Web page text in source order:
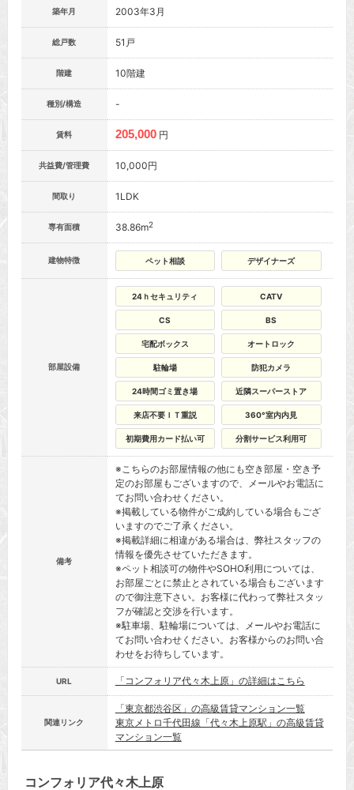
築年月 2003年3月
総戸数 51戸
階建 10階建
種別/構造 -
賃料 205,000 円
共益費/管理費 10,000円
間取り 1LDK
専有面積 38.86m2
建物特徴 ペット相談 デザイナーズ
部屋設備
24ｈセキュリティ CATV
CS BS
宅配ボックス オートロック
駐輪場 防犯カメラ
24時間ゴミ置き場 近隣スーパーストア
来店不要ＩＴ重説 360°室内内見
初期費用カード払い可 分割サービス利用可
備考
※こちらのお部屋情報の他にも空き部屋・空き予
定のお部屋もございますので、メールやお電話に
てお問い合わせください。
※掲載している物件がご成約している場合もござ
いますのでご了承ください。
※掲載詳細に相違がある場合は、弊社スタッフの
情報を優先させていただきます。
※ペット相談可の物件やSOHO利用については、
お部屋ごとに禁止とされている場合もございます
ので御注意下さい。お客様に代わって弊社スタッ
フが確認と交渉を行います。
※駐車場、駐輪場については、メールやお電話に
てお問い合わせください。お客様からのお問い合
わせをお待ちしています。
URL 「コンフォリア代々木上原」の詳細はこちら
関連リンク
「東京都渋谷区」の高級賃貸マンション一覧
東京メトロ千代田線「代々木上原駅」の高級賃貸
マンション一覧
コンフォリア代々木上原